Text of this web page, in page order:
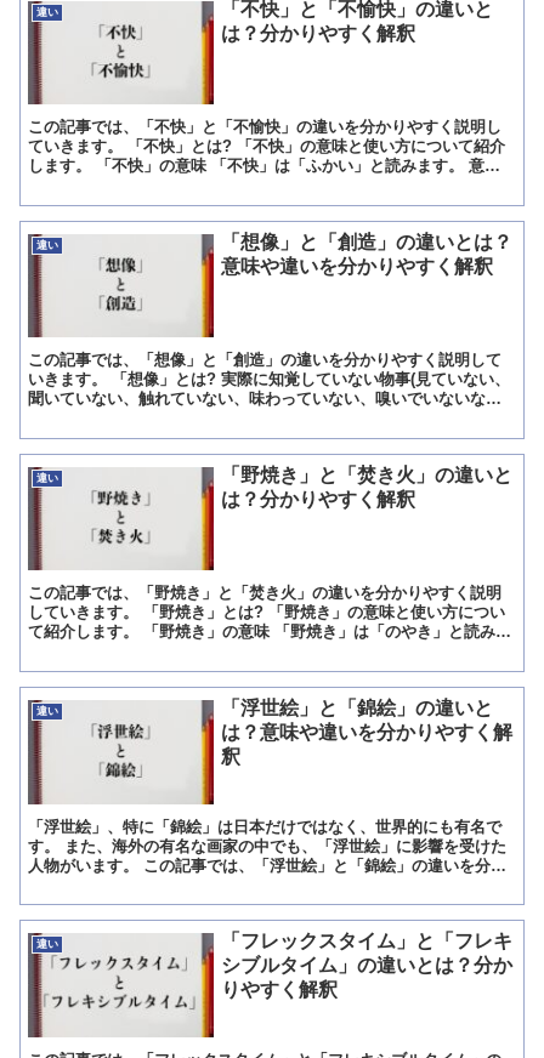
違い
「不快」と「不愉快」の違いと
は？分かりやすく解釈
この記事では、「不快」と「不愉快」の違いを分かりやすく説明し
ていきます。 「不快」とは? 「不快」の意味と使い方について紹介
します。 「不快」の意味 「不快」は「ふかい」と読みます。 意味
違い
「想像」と「創造」の違いとは？
意味や違いを分かりやすく解釈
この記事では、「想像」と「創造」の違いを分かりやすく説明して
いきます。 「想像」とは? 実際に知覚していない物事(見ていない、
聞いていない、触れていない、味わっていない、嗅いでいないなど)
違い
「野焼き」と「焚き火」の違いと
は？分かりやすく解釈
この記事では、「野焼き」と「焚き火」の違いを分かりやすく説明
していきます。 「野焼き」とは? 「野焼き」の意味と使い方につい
て紹介します。 「野焼き」の意味 「野焼き」は「のやき」と読みま
違い
「浮世絵」と「錦絵」の違いと
は？意味や違いを分かりやすく解
釈
「浮世絵」、特に「錦絵」は日本だけではなく、世界的にも有名で
す。 また、海外の有名な画家の中でも、「浮世絵」に影響を受けた
人物がいます。 この記事では、「浮世絵」と「錦絵」の違いを分か
違い
「フレックスタイム」と「フレキ
シブルタイム」の違いとは？分か
りやすく解釈